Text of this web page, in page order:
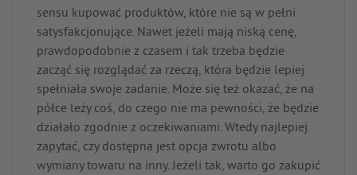
sensu kupować produktów, które nie są w pełni
satysfakcjonujące. Nawet jeżeli mają niską cenę,
prawdopodobnie z czasem i tak trzeba będzie
zacząć się rozglądać za rzeczą, która będzie lepiej
spełniała swoje zadanie. Może się też okazać, że na
półce leży coś, do czego nie ma pewności, że będzie
działało zgodnie z oczekiwaniami. Wtedy najlepiej
zapytać, czy dostępna jest opcja zwrotu albo
wymiany towaru na inny. Jeżeli tak, warto go zakupić